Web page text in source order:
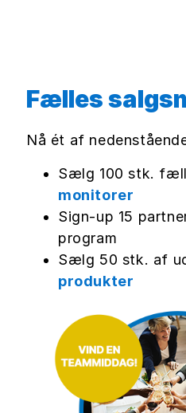
Fælles
Nå ét af
Sælg 100 stk.
monitorer
Sign-up 15
program
Sælg 50 stk. af
produkter